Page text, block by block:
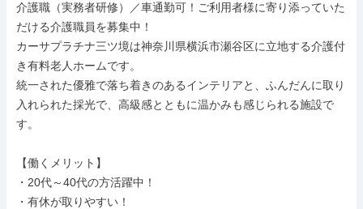
介護職（実務者研修）／車通勤可！ご利用者様に寄り添っていた
だける介護職員を募集中！
カーサプラチナ三ツ境は神奈川県横浜市瀬谷区に立地する介護付
き有料老人ホームです。
統一された優雅で落ち着きのあるインテリアと、ふんだんに取り
入れられた採光で、高級感とともに温かみも感じられる施設で
す。
【働くメリット】
・20代～40代の方活躍中！
・有休が取りやすい！